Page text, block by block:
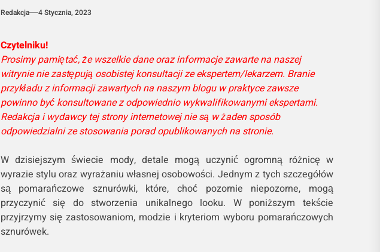
Redakcja 4 Stycznia, 2023
Czytelniku!
Prosimy pamiętać, że wszelkie dane oraz informacje zawarte na naszej
witrynie nie zastępują osobistej konsultacji ze ekspertem/lekarzem. Branie
przykładu z informacji zawartych na naszym blogu w praktyce zawsze
powinno być konsultowane z odpowiednio wykwalifikowanymi ekspertami.
Redakcja i wydawcy tej strony internetowej nie są w żaden sposób
odpowiedzialni ze stosowania porad opublikowanych na stronie.
W dzisiejszym świecie mody, detale mogą uczynić ogromną różnicę w
wyrazie stylu oraz wyrażaniu własnej osobowości. Jednym z tych szczegółów
są pomarańczowe sznurówki, które, choć pozornie niepozorne, mogą
przyczynić się do stworzenia unikalnego looku. W poniższym tekście
przyjrzymy się zastosowaniom, modzie i kryteriom wyboru pomarańczowych
sznurówek.